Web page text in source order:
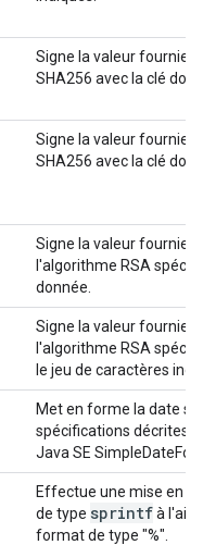
Signe la valeur fournie
SHA256 avec la clé
Signe la valeur fournie
SHA256 avec la clé
Signe la valeur fournie
l'algorithme RSA
donnée.
Signe la valeur fournie
l'algorithme RSA
le jeu de caractères
Met en forme la date
spécifications décrites
Java SE
Effectue une mise en
de type sprintfà
format de type "%".